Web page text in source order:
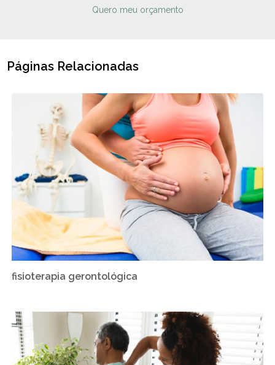
Quero meu orçamento
Páginas Relacionadas
fisioterapia gerontológica